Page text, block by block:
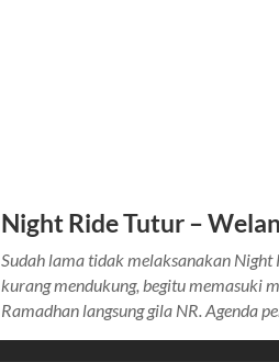
Night Ride Tutur –
Sudah lama tidak melaksanakan Night
kurang mendukung, begitu memasuki
Ramadhan langsung gila NR. Agenda